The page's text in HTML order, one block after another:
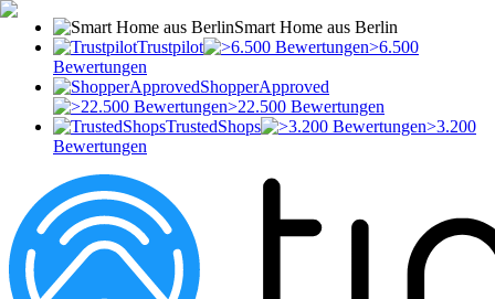
Smart Home aus Berlin
Trustpilot
>6.500
Bewertungen
ShopperApproved
>22.500 Bewertungen
TrustedShops
>3.200
Bewertungen